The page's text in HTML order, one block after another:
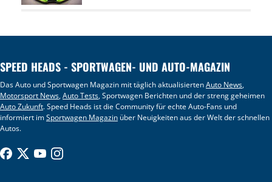
SPEED HEADS - SPORTWAGEN- UND AUTO-MAGAZIN
Das Auto und Sportwagen Magazin mit täglich aktualisiertenAuto News,
Motorsport News,Auto Tests, Sportwagen Berichten und der streng geheimen
Auto Zukunft. Speed Heads ist die Community für echte Auto-Fans und
informiert imSportwagen Magazin über Neuigkeiten aus der Welt der schnellen
Autos.